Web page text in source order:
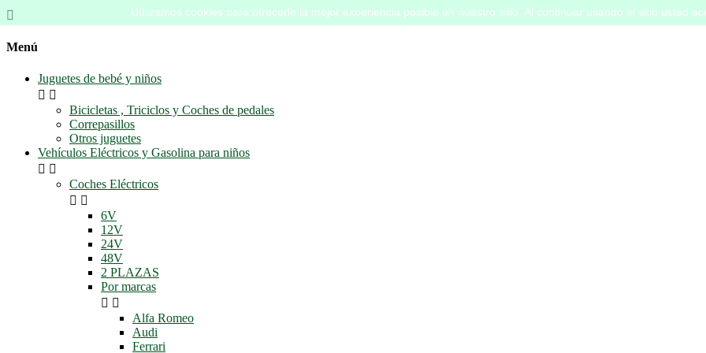
Utilizamos cookies para ofrecerle la mejor experiencia posible en nuestro sitio. Al continuar usando el sitio usted

Menú
Juguetes de bebé y niños
 
Bicicletas , Triciclos y Coches de pedales
Correpasillos
Otros juguetes
Vehículos Eléctricos y Gasolina para niños
 
Coches Eléctricos
 
6V
12V
24V
48V
2 PLAZAS
Por marcas
 
Alfa Romeo
Audi
Ferrari